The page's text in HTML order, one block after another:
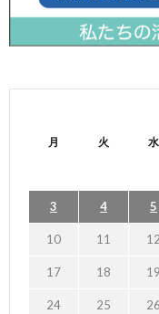
月 火 水
3 4 5
10 11 12
17 18 19
24 25 26